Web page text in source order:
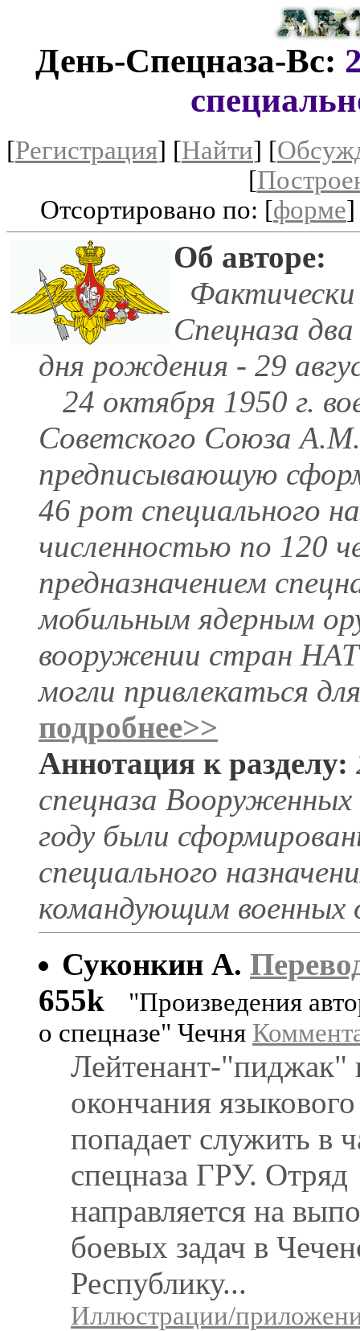
День-Спецназа-Вс:
[Регистрация] [Найти] [
[
Отсортировано по: [форме
Об авторе:
Фактически
Спецназа два
дня рождения - 29
24 октября 1950 г.
Советского Союза
предписываюшую
46 рот специального
численностью по 120
предназначением
мобильным ядерным
вооружении стран
могли привлекаться
подробнее>>
Аннотация к разделу:
спецназа
году были
специального
командующим военных
Суконкин А.
655k
"Произведения
о спецназе" Чечня
Лейтенант-"пиджак"
окончания
попадает служить в
спецназа ГРУ. Отряд
направляется на
боевых задач в
Республику...
Иллюстрации/